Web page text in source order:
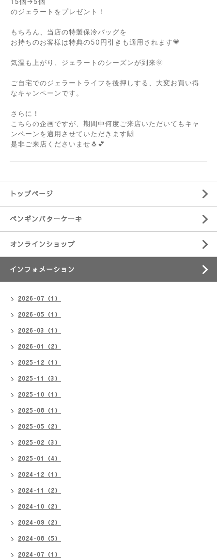
のジェラートをプレゼント！
もちろん、当店の特製保冷バッグを
お持ちのお客様は特典の50円引きも適用されます💗
気温も上がり、 ジェラートのシーズンが到来🌞
ご自宅でのジェラートライフを後押しする、 大変お買い得
なキャンペーンです。
さらに！
こちらの企画ですが、期間中何度ご来店いただいてもキャ
ンペーンを適用させていただきます🙌
是非ご来店くださいませ🐧💕
トップページ
ペンギンバターケーキ
オンラインショップ
インフォメーション
2026-07（1）
2026-05（1）
2026-03（1）
2026-01（2）
2025-12（1）
2025-11（3）
2025-10（1）
2025-08（1）
2025-05（2）
2025-02（3）
2025-01（4）
2024-12（1）
2024-11（2）
2024-10（2）
2024-09（2）
2024-08（5）
2024-07（1）